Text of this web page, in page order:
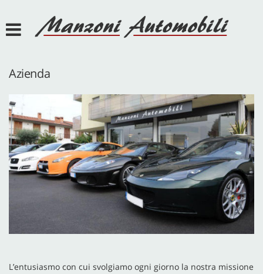
LISTA VEICOLI
ACQUISTIAMO USATO
Azienda
L’entusiasmo con cui svolgiamo ogni giorno la nostra missione